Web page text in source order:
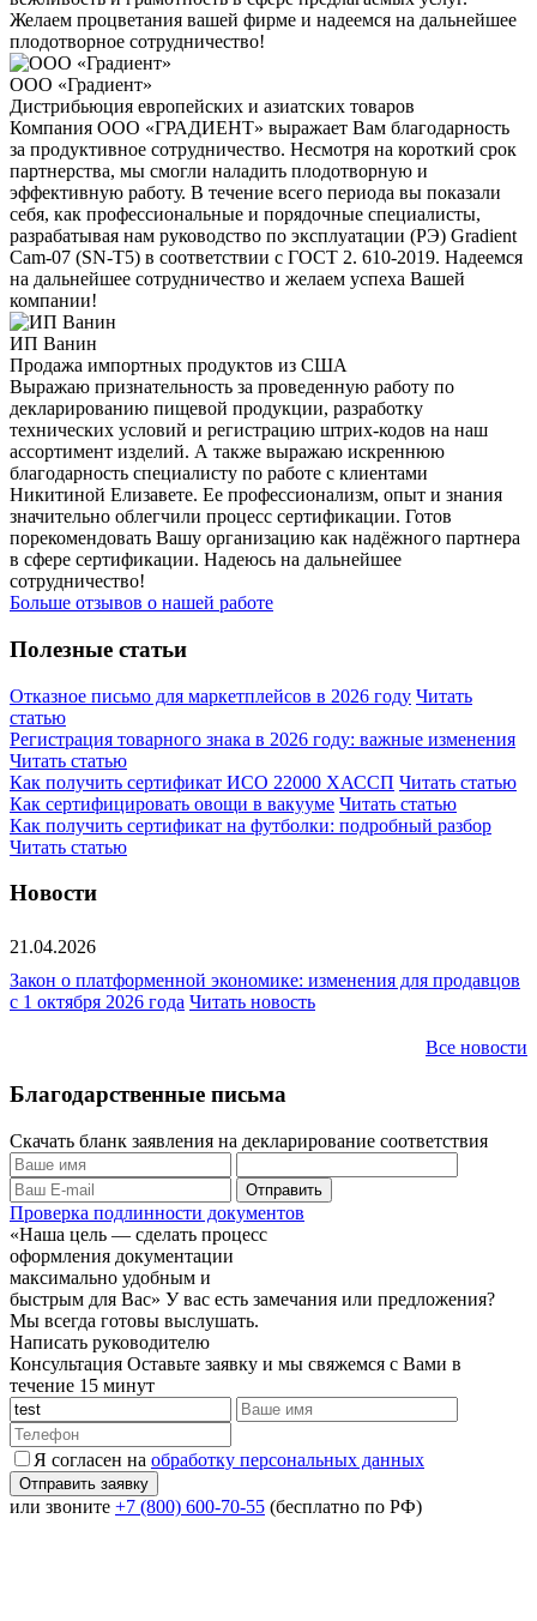
Желаем процветания вашей фирме и надеемся на дальнейшее
плодотворное сотрудничество!
ООО «Градиент»
Дистрибьюция европейских и азиатских товаров
Компания ООО «ГРАДИЕНТ» выражает Вам благодарность
за продуктивное сотрудничество. Несмотря на короткий срок
партнерства, мы смогли наладить плодотворную и
эффективную работу. В течение всего периода вы показали
себя, как профессиональные и порядочные специалисты,
разрабатывая нам руководство по эксплуатации (РЭ) Gradient
Cam-07 (SN-T5) в соответствии с ГОСТ 2. 610-2019. Надеемся
на дальнейшее сотрудничество и желаем успеха Вашей
компании!
ИП Ванин
Продажа импортных продуктов из США
Выражаю признательность за проведенную работу по
декларированию пищевой продукции, разработку
технических условий и регистрацию штрих-кодов на наш
ассортимент изделий. А также выражаю искреннюю
благодарность специалисту по работе с клиентами
Никитиной Елизавете. Ее профессионализм, опыт и знания
значительно облегчили процесс сертификации. Готов
порекомендовать Вашу организацию как надёжного партнера
в сфере сертификации. Надеюсь на дальнейшее
сотрудничество!
Больше отзывов о нашей работе
Полезные статьи
Отказное письмо для маркетплейсов в 2026 году Читать
статью
Регистрация товарного знака в 2026 году: важные изменения
Читать статью
Как получить сертификат ИСО 22000 ХАССП Читать статью
Как сертифицировать овощи в вакууме Читать статью
Как получить сертификат на футболки: подробный разбор
Читать статью
Новости
21.04.2026
Закон о платформенной экономике: изменения для продавцов
с 1 октября 2026 года Читать новость
Все новости
Благодарственные письма
Скачать бланк заявления на декларирование соответствия
Проверка подлинности документов
«Наша цель — сделать процесс
оформления документации
максимально удобным и
быстрым для Вас» У вас есть замечания или предложения?
Мы всегда готовы выслушать.
Написать руководителю
Консультация Оставьте заявку и мы свяжемся с Вами в
течение 15 минут
Я согласен на обработку персональных данных
или звоните +7 (800) 600-70-55 (бесплатно по РФ)